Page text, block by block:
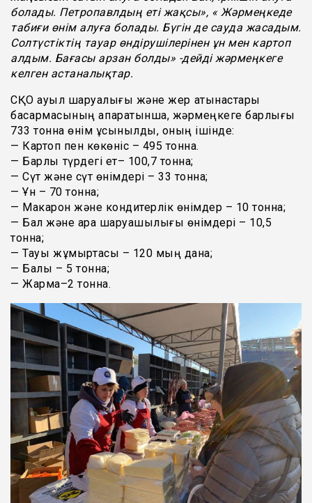
болады. Петропавлдың еті жақсы», « Жәрмеңкеде
табиғи өнім алуға болады. Бүгін де сауда жасадым.
Солтүстіктің тауар өндірушілерінен ұн мен картоп
алдым. Бағасы арзан болды» -дейді жәрмеңкеге
келген астаналықтар.
СҚО ауыл шаруалығы және жер қатынастары
басқармасының ақпаратынша, жәрмеңкеге барлығы
733 тонна өнім ұсынылды, оның ішінде:
— Картоп пен көкөніс – 495 тонна.
— Барлық түрдегі ет– 100,7 тонна;
— Сүт және сүт өнімдері – 33 тонна;
— Ұн – 70 тонна;
— Макарон және кондитерлік өнімдер – 10 тонна;
— Бал және ара шаруашылығы өнімдері – 10,5
тонна;
— Тауық жұмыртқасы – 120 мың дана;
— Балық – 5 тонна;
— Жарма–2 тонна.